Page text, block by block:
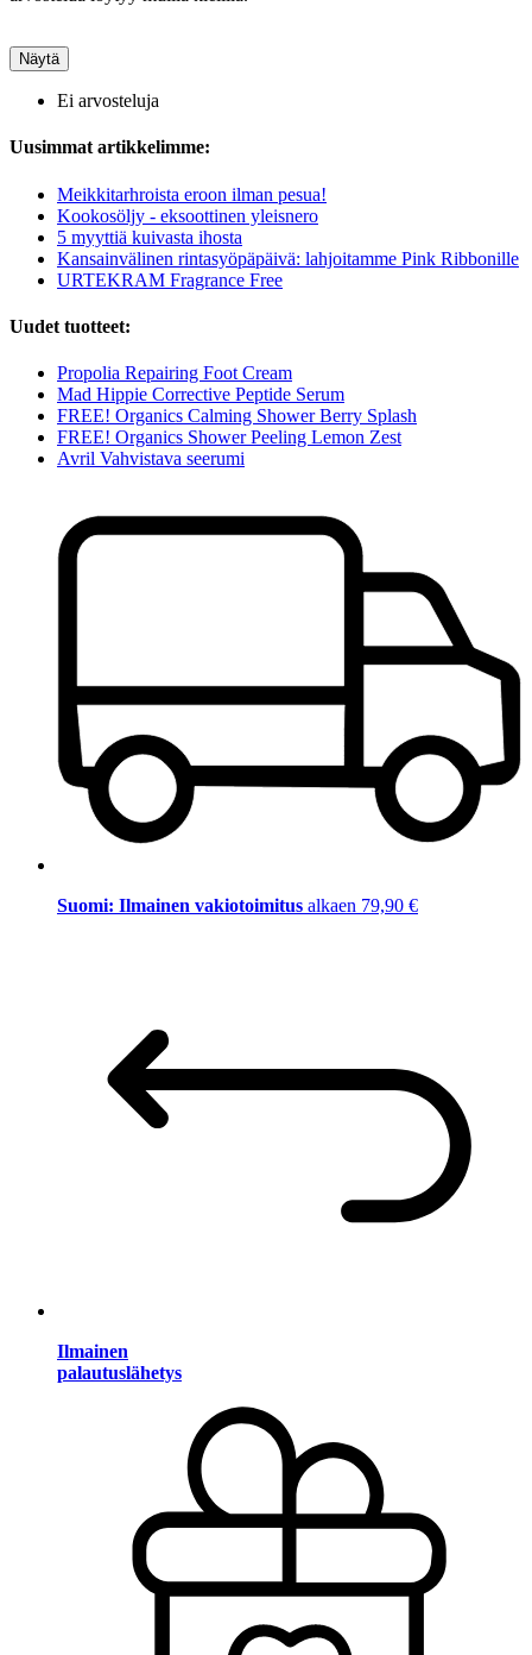
Näytä
Ei arvosteluja
Uusimmat artikkelimme:
Meikkitarhroista eroon ilman pesua!
Kookosöljy - eksoottinen yleisnero
5 myyttiä kuivasta ihosta
Kansainvälinen rintasyöpäpäivä: lahjoitamme Pink Ribbonille
URTEKRAM Fragrance Free
Uudet tuotteet:
Propolia Repairing Foot Cream
Mad Hippie Corrective Peptide Serum
FREE! Organics Calming Shower Berry Splash
FREE! Organics Shower Peeling Lemon Zest
Avril Vahvistava seerumi
Suomi: Ilmainen vakiotoimitus alkaen 79,90 €
Ilmainen
palautuslähetys